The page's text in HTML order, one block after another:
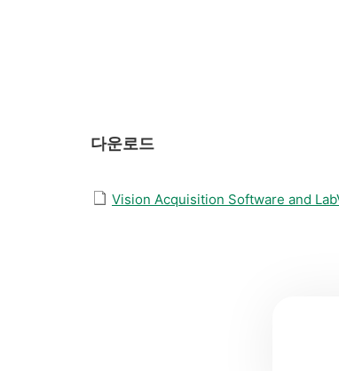
다운로드
Vision Acquisition Software and